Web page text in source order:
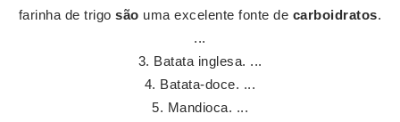
farinha de trigosão uma excelente fonte de carboidratos.
...
Batata inglesa. ...
Batata-doce. ...
Mandioca. ...